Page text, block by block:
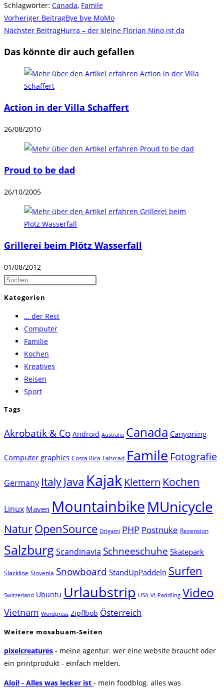
Schlagwörter: Canada, Famile
Weitere
Artikel
ansehen
Vorheriger BeitragBye bye MoMo
Nächster BeitragHurra – der kleine Florian Nino ist da
Das könnte dir auch gefallen
Action in der Villa Schaffert
26/08/2010
Proud to be dad
26/10/2005
Grillerei beim Plötz Wasserfall
01/08/2012
Press
Kategorien
… der Rest
Computer
Familie
Kochen
Kreatives
Reisen
Sport
Tags
Akrobatik & Co Android Australia Canada Canyoning
Computer graphics Costa Rica Fahrrad Famile Fotografie
Germany Italy Java Kajak Klettern Kochen
Linux Maven MountainbikeMUnicycle
NaturOpenSource Origami PHP Postnuke Rezension
SalzburgScandinavia Schneeschuhe Skatepark
Slackline Slovenia Snowboard StandUpPaddeln Surfen
Switzerland Ubuntu Urlaubstrip USA VI-Paddling Video
Vietnam Wordpress Zipflbob Österreich
Weitere mosabuam-Seiten
pixelcreatures - meine agentur. wer eine website braucht oder
ein printprodukt - einfach melden.
Aloi! - Alles was lecker ist - mein foodblog. alles was